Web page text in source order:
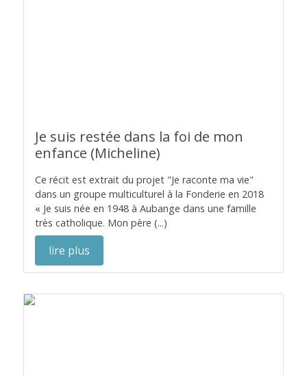
Je suis restée dans la foi de mon
enfance (Micheline)
Ce récit est extrait du projet "Je raconte ma vie"
dans un groupe multiculturel à la Fonderie en 2018
« Je suis née en 1948 à Aubange dans une famille
très catholique. Mon père (...)
lire plus